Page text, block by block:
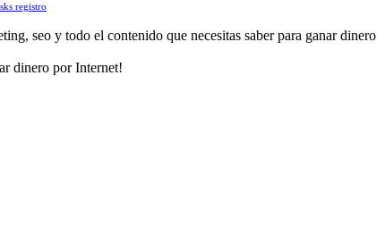
registro
seo y todo el contenido que necesitas saber para ganar dinero
dinero por Internet!